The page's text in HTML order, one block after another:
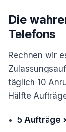
Die
Telefons
Rechnen wir
täglich 10
Hälfte
5 Aufträge